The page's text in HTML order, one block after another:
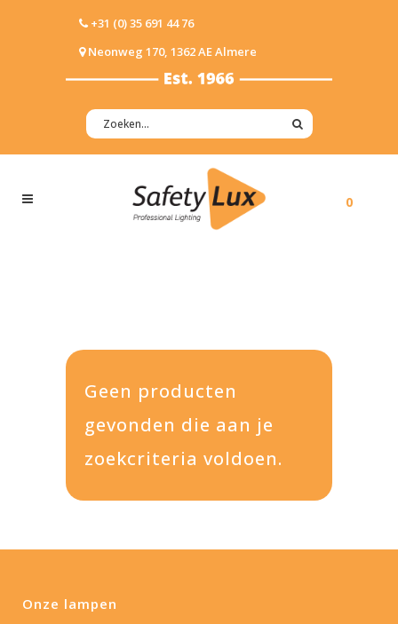
+31 (0) 35 691 44 76
Neonweg 170, 1362 AE Almere
0
Geen producten
gevonden die aan je
zoekcriteria voldoen.
Onze lampen